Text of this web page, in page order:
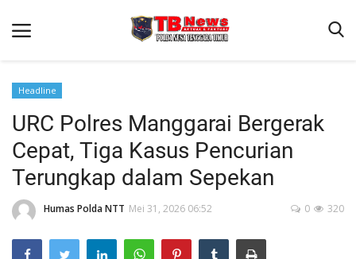
Beranda
Binkam
Terms & Conditions
Reskrim
Lantas
Headline
URC Polres Manggarai Bergerak
Cepat, Tiga Kasus Pencurian
Terungkap dalam Sepekan
Humas Polda NTT Mei 31, 2026 06:52 320
0